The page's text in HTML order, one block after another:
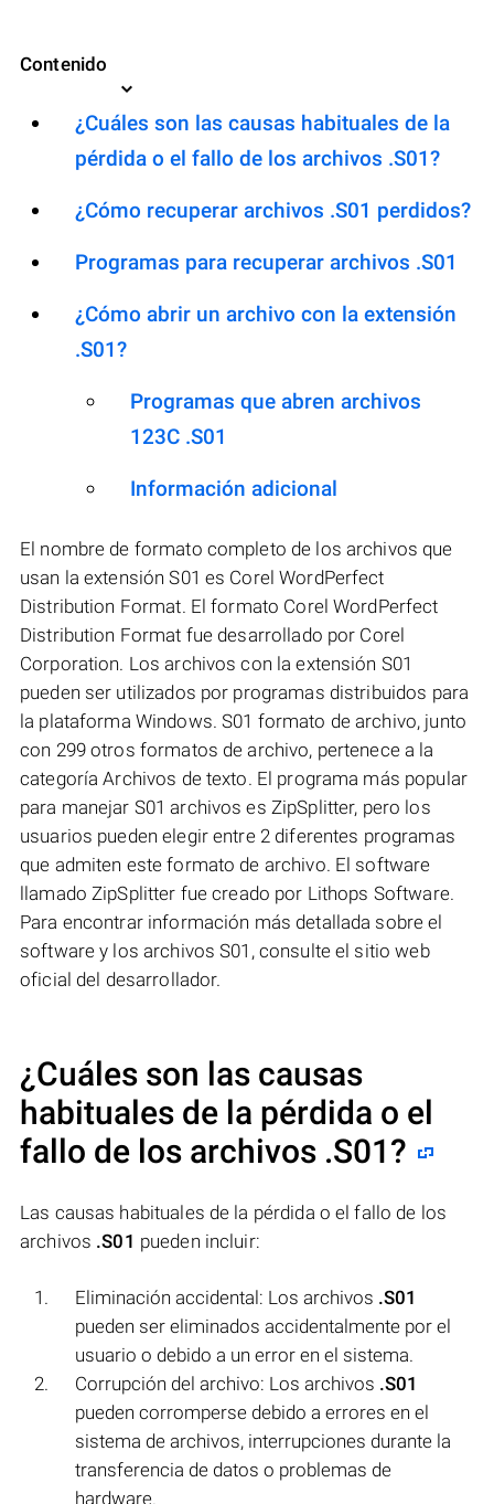
Contenido
¿Cuáles son las causas habituales de la
pérdida o el fallo de los archivos .S01?
¿Cómo recuperar archivos .S01 perdidos?
Programas para recuperar archivos .S01
¿Cómo abrir un archivo con la extensión
.S01?
Programas que abren archivos
123C .S01
Información adicional
El nombre de formato completo de los archivos que
usan la extensión S01 es Corel WordPerfect
Distribution Format. El formato Corel WordPerfect
Distribution Format fue desarrollado por Corel
Corporation. Los archivos con la extensión S01
pueden ser utilizados por programas distribuidos para
la plataforma Windows. S01 formato de archivo, junto
con 299 otros formatos de archivo, pertenece a la
categoría Archivos de texto. El programa más popular
para manejar S01 archivos es ZipSplitter, pero los
usuarios pueden elegir entre 2 diferentes programas
que admiten este formato de archivo. El software
llamado ZipSplitter fue creado por Lithops Software.
Para encontrar información más detallada sobre el
software y los archivos S01, consulte el sitio web
oficial del desarrollador.
¿Cuáles son las causas
habituales de la pérdida o el
fallo de los archivos .S01?
Las causas habituales de la pérdida o el fallo de los
archivos .S01 pueden incluir:
Eliminación accidental: Los archivos .S01
pueden ser eliminados accidentalmente por el
usuario o debido a un error en el sistema.
Corrupción del archivo: Los archivos .S01
pueden corromperse debido a errores en el
sistema de archivos, interrupciones durante la
transferencia de datos o problemas de
hardware.